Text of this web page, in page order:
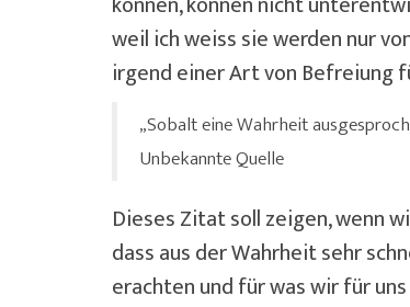
weil ich weiss sie werden nur
irgend einer Art von Befreiung
„Sobalt eine Wahrheit
Unbekannte Quelle
Dieses Zitat soll zeigen, wenn
dass aus der Wahrheit sehr
erachten und für was wir für